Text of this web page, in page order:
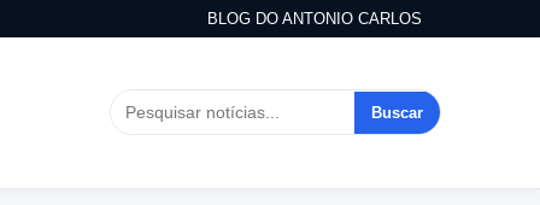
BLOG DO ANTONIO CARLOS
Buscar